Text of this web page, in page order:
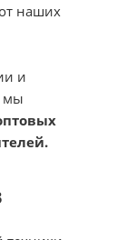
наших
и
мы